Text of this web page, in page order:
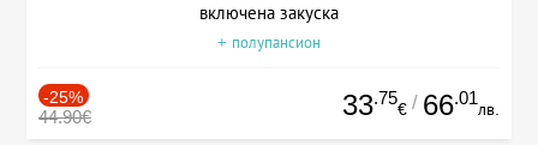
включена закуска
+ полупансион
-25%
44.90€ 33.75
€ / 66.01
лв.